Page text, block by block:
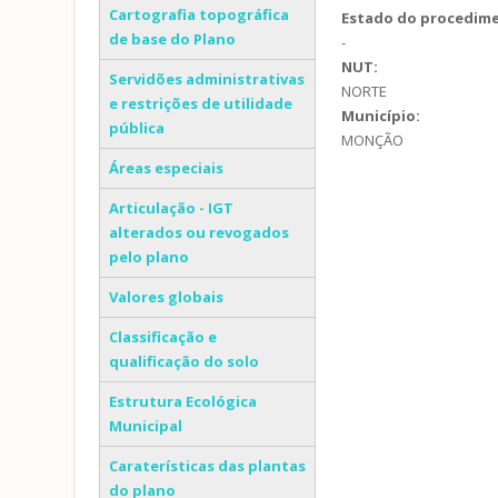
Cartografia topográfica
de base do Plano
Servidões administrativas
e restrições de utilidade
pública
Áreas especiais
Articulação - IGT
alterados ou revogados
pelo plano
Valores globais
Classificação e
qualificação do solo
Estrutura Ecológica
Municipal
Caraterísticas das plantas
do plano
Estado do
-
NUT:
NORTE
Município:
MONÇÃO